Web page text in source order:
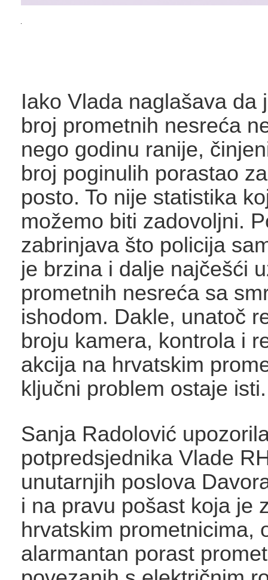
Iako Vlada naglašava da
broj prometnih nesreća
nego godinu ranije,
broj poginulih porastao
posto. To nije statistika
možemo biti zadovoljni.
zabrinjava što policija
je brzina i dalje najčešći
prometnih nesreća sa
ishodom. Dakle, unatoč
broju kamera, kontrola i
akcija na hrvatskim
ključni problem ostaje isti.
Sanja Radolović
potpredsjednika Vlade
unutarnjih poslova
i na pravu pošast koja je
hrvatskim prometnicima,
alarmantan porast